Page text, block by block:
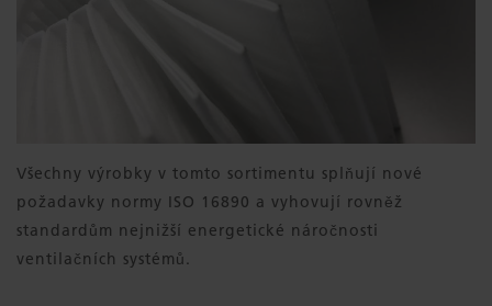
Všechny výrobky v tomto sortimentu splňují nové
požadavky normy ISO 16890 a vyhovují rovněž
standardům nejnižší energetické náročnosti
ventilačních systémů.